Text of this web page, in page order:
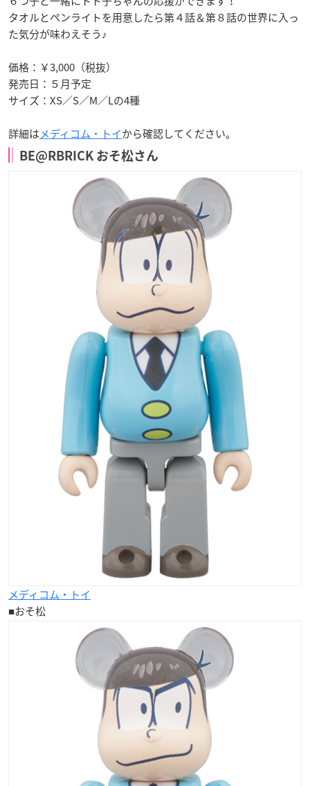
タオルとペンライトを用意したら第４話＆第８話の世界に入っ
た気分が味わえそう♪
価格：￥3,000（税抜）
発売日：５月予定
サイズ：XS／S／M／Lの4種
詳細はメディコム・トイから確認してください。
BE@RBRICK おそ松さん
メディコム・トイ
■おそ松